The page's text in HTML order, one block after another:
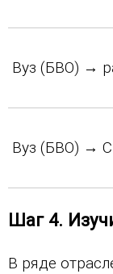
Вуз (БВО) →
Вуз (БВО) →
Шаг 4.
В ряде